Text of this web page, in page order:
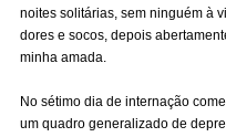
noites solitárias, sem ninguém à
dores e socos, depois
minha amada.
No sétimo dia de internação
um quadro generalizado de